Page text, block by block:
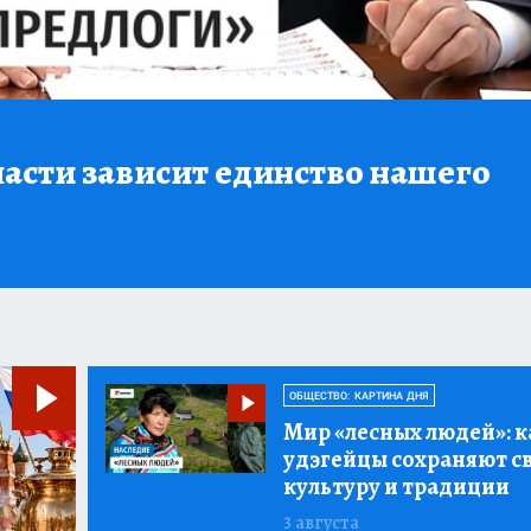
зависит единство нашего
ОБЩЕСТВО: КАРТИНА ДНЯ
Мир «лесных людей»:
удэгейцы сохраняют
культуру и традиции
3 августа